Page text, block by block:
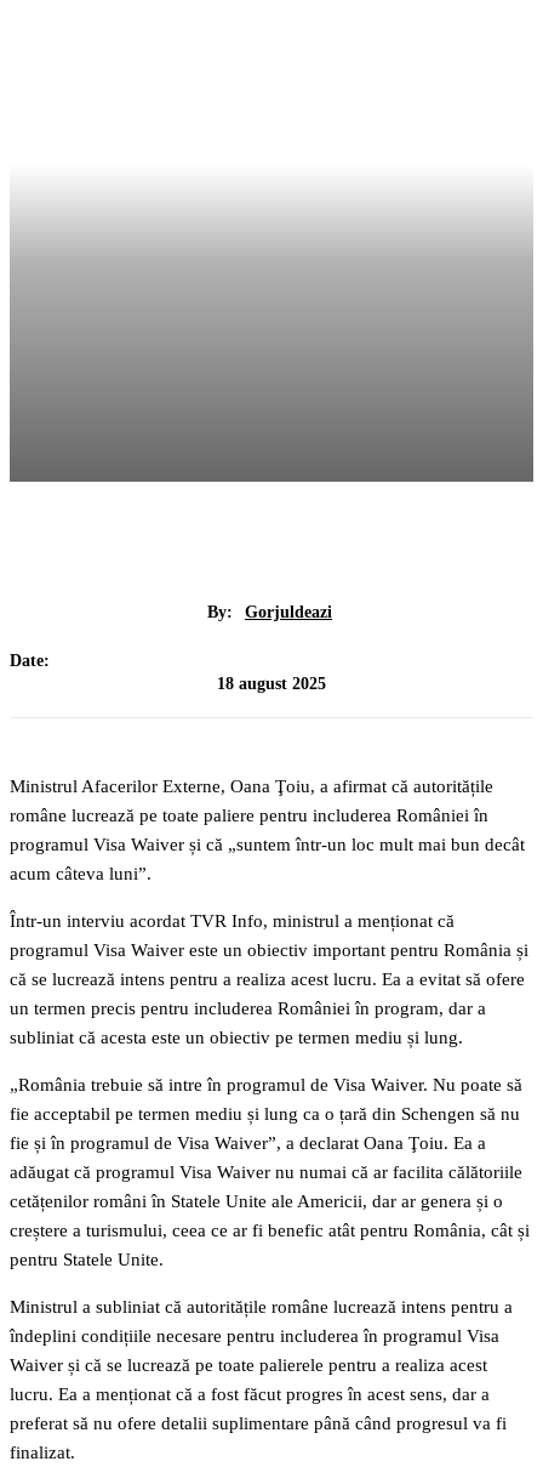
By: Gorjuldeazi
Date:
18 august 2025
Ministrul Afacerilor Externe, Oana Ţoiu, a afirmat că autoritățile
române lucrează pe toate paliere pentru includerea României în
programul Visa Waiver și că „suntem într-un loc mult mai bun decât
acum câteva luni”.
Într-un interviu acordat TVR Info, ministrul a menționat că
programul Visa Waiver este un obiectiv important pentru România și
că se lucrează intens pentru a realiza acest lucru. Ea a evitat să ofere
un termen precis pentru includerea României în program, dar a
subliniat că acesta este un obiectiv pe termen mediu și lung.
„România trebuie să intre în programul de Visa Waiver. Nu poate să
fie acceptabil pe termen mediu și lung ca o țară din Schengen să nu
fie și în programul de Visa Waiver”, a declarat Oana Ţoiu. Ea a
adăugat că programul Visa Waiver nu numai că ar facilita călătoriile
cetățenilor români în Statele Unite ale Americii, dar ar genera și o
creștere a turismului, ceea ce ar fi benefic atât pentru România, cât și
pentru Statele Unite.
Ministrul a subliniat că autoritățile române lucrează intens pentru a
îndeplini condițiile necesare pentru includerea în programul Visa
Waiver și că se lucrează pe toate palierele pentru a realiza acest
lucru. Ea a menționat că a fost făcut progres în acest sens, dar a
preferat să nu ofere detalii suplimentare până când progresul va fi
finalizat.